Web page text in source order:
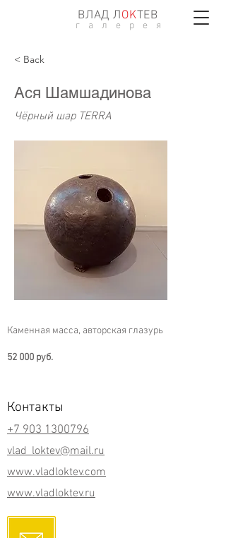
ВЛАД ЛОKТЕВ
г а л е р е я
< Back
Ася Шамшадинова
Чёрный шар TERRA
Каменная масса, авторская глазурь
52 000 руб.
Контакты
+7 903 1300796
vlad_loktev@mail.ru
www.vladloktev.com
www.vladloktev.ru